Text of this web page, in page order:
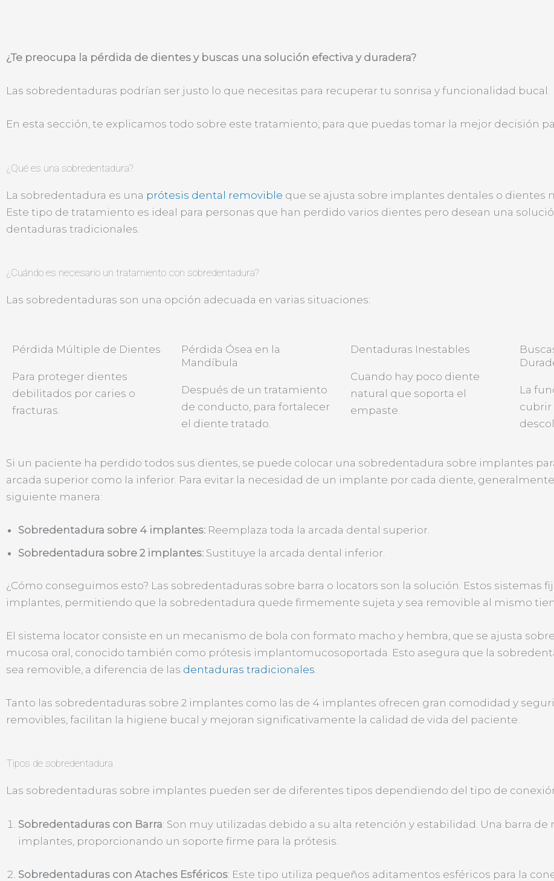
¿Te preocupa la pérdida de dientes y buscas una solución efectiva y duradera?
Las sobredentaduras podrían ser justo lo que necesitas para recuperar tu sonrisa y funcionalidad bucal.
En esta sección, te explicamos todo sobre este tratamiento, para que puedas tomar la mejor decisión
¿Qué es una sobredentadura?
La sobredentadura es una prótesis dental removible que se ajusta sobre implantes dentales o dientes
Este tipo de tratamiento es ideal para personas que han perdido varios dientes pero desean una
dentaduras tradicionales.
¿Cuándo es necesario un tratamiento con sobredentadura?
Las sobredentaduras son una opción adecuada en varias situaciones:
Pérdida Múltiple de Dientes
Para proteger dientes
debilitados por caries o
fracturas.
Pérdida Ósea en la
Mandíbula
Después de un tratamiento
de conducto, para fortalecer
el diente tratado.
Dentaduras Inestables
Cuando hay poco diente
natural que soporta el
empaste.
La
cubrir
Si un paciente ha perdido todos sus dientes, se puede colocar una sobredentadura sobre implantes
arcada superior como la inferior. Para evitar la necesidad de un implante por cada diente,
siguiente manera:
Sobredentadura sobre 4 implantes: Reemplaza toda la arcada dental superior.
Sobredentadura sobre 2 implantes: Sustituye la arcada dental inferior.
¿Cómo conseguimos esto? Las sobredentaduras sobre barra o locators son la solución. Estos sistemas
implantes, permitiendo que la sobredentadura quede firmemente sujeta y sea removible al mismo
El sistema locator consiste en un mecanismo de bola con formato macho y hembra, que se ajusta
mucosa oral, conocido también como prótesis implantomucosoportada. Esto asegura que la
sea removible, a diferencia de las dentaduras tradicionales.
Tanto las sobredentaduras sobre 2 implantes como las de 4 implantes ofrecen gran comodidad y
removibles, facilitan la higiene bucal y mejoran significativamente la calidad de vida del paciente.
Tipos de sobredentadura
Las sobredentaduras sobre implantes pueden ser de diferentes tipos dependiendo del tipo de
Sobredentaduras con Barra: Son muy utilizadas debido a su alta retención y estabilidad. Una barra de
implantes, proporcionando un soporte firme para la prótesis.
Sobredentaduras con Ataches Esféricos: Este tipo utiliza pequeños aditamentos esféricos para la